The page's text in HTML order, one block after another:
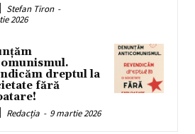
Stefan Tiron -
2026
dreptul la
fără
Redacția - 9 martie 2026